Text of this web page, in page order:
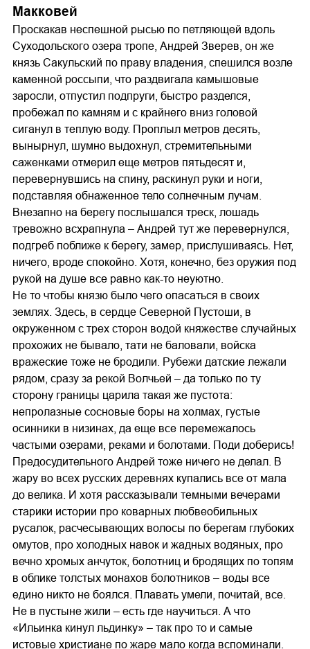
Макковей
Проскакав неспешной рысью по петляющей вдоль
Суходольского озера тропе, Андрей Зверев, он же
князь Сакульский по праву владения, спешился возле
каменной россыпи, что раздвигала камышовые
заросли, отпустил подпруги, быстро разделся,
пробежал по камням и с крайнего вниз головой
сиганул в теплую воду. Проплыл метров десять,
вынырнул, шумно выдохнул, стремительными
саженками отмерил еще метров пятьдесят и,
перевернувшись на спину, раскинул руки и ноги,
подставляя обнаженное тело солнечным лучам.
Внезапно на берегу послышался треск, лошадь
тревожно всхрапнула – Андрей тут же перевернулся,
подгреб поближе к берегу, замер, прислушиваясь. Нет,
ничего, вроде спокойно. Хотя, конечно, без оружия под
рукой на душе все равно как-то неуютно.
Не то чтобы князю было чего опасаться в своих
землях. Здесь, в сердце Северной Пустоши, в
окруженном с трех сторон водой княжестве случайных
прохожих не бывало, тати не баловали, войска
вражеские тоже не бродили. Рубежи датские лежали
рядом, сразу за рекой Волчьей – да только по ту
сторону границы царила такая же пустота:
непролазные сосновые боры на холмах, густые
осинники в низинах, да еще все перемежалось
частыми озерами, реками и болотами. Поди доберись!
Предосудительного Андрей тоже ничего не делал. В
жару во всех русских деревнях купались все от мала
до велика. И хотя рассказывали темными вечерами
старики истории про коварных любвеобильных
русалок, расчесывающих волосы по берегам глубоких
омутов, про холодных навок и жадных водяных, про
вечно хромых анчуток, болотниц и бродящих по топям
в облике толстых монахов болотников – воды все
едино никто не боялся. Плавать умели, почитай, все.
Не в пустыне жили – есть где научиться. А что
«Ильинка кинул льдинку» – так про то и самые
истовые христиане по жаре мало когда вспоминали.